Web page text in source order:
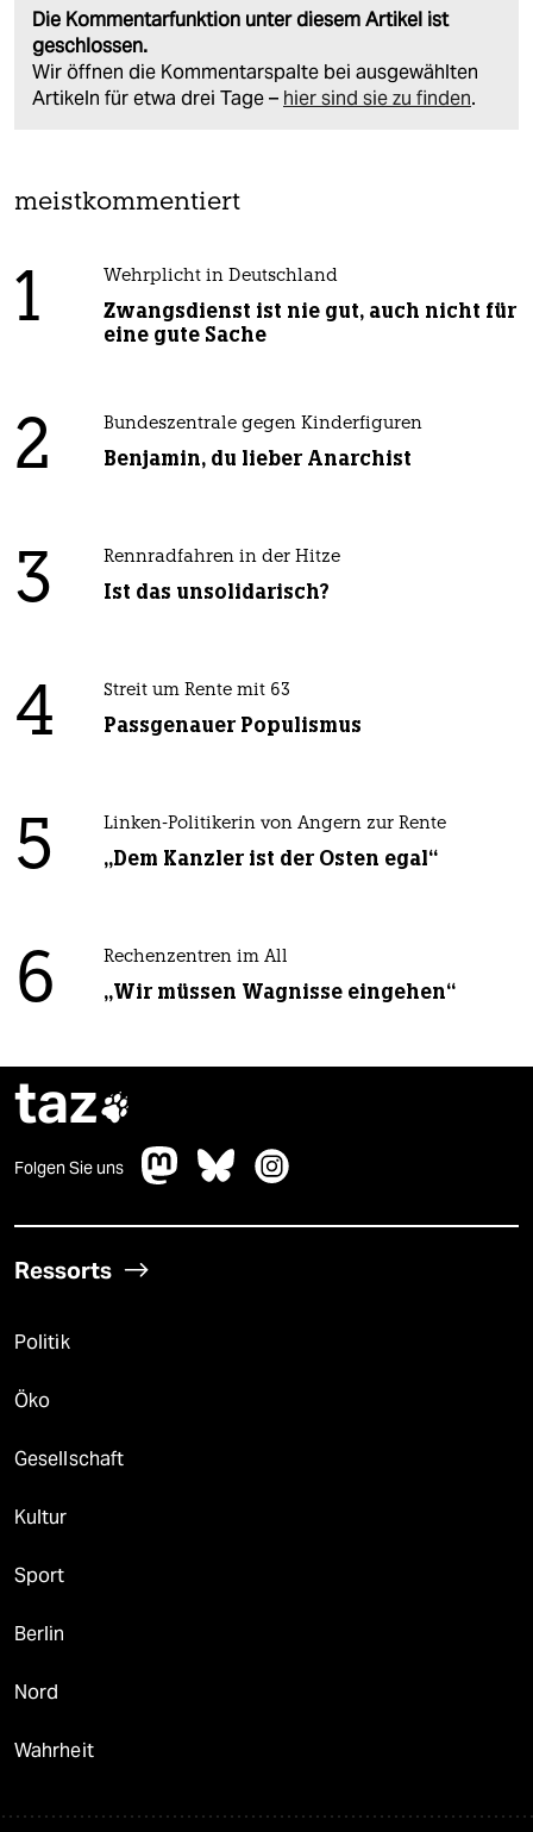
Die Kommentarfunktion unter diesem Artikel ist
geschlossen.
Wir öffnen die Kommentarspalte bei ausgewählten
Artikeln für etwa drei Tage – hier sind sie zu finden.
meistkommentiert
1 Wehrplicht in Deutschland
Zwangsdienst ist nie gut, auch nicht für
eine gute Sache
2 Bundeszentrale gegen Kinderfiguren
Benjamin, du lieber Anarchist
3 Rennradfahren in der Hitze
Ist das unsolidarisch?
4 Streit um Rente mit 63
Passgenauer Populismus
5 Linken-Politikerin von Angern zur Rente
„Dem Kanzler ist der Osten egal“
6 Rechenzentren im All
„Wir müssen Wagnisse eingehen“
taz
Folgen Sie uns
Ressorts
Politik
Öko
Gesellschaft
Kultur
Sport
Berlin
Nord
Wahrheit